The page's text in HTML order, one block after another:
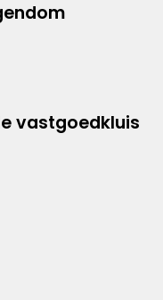
vastgoedkluis